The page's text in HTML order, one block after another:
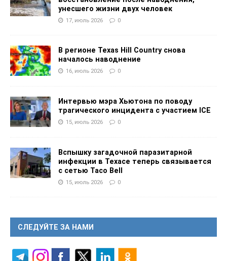
унесшего жизни двух человек
17, июль 2026 0
В регионе Texas Hill Country снова
началось наводнение
16, июль 2026 0
Интервью мэра Хьютона по поводу
трагического инцидента с участием ICE
15, июль 2026 0
Вспышку загадочной паразитарной
инфекции в Техасе теперь связывается
с сетью Taco Bell
15, июль 2026 0
СЛЕДУЙТЕ ЗА НАМИ